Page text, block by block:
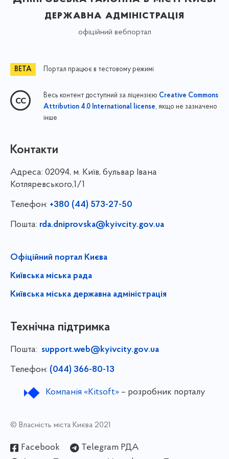
державна адміністрація
офіційний вебпортал
Портал працює в тестовому режимі
Весь контент доступний за ліцензією Creative Commons
Attribution 4.0 International license, якщо не зазначено
інше
Контакти
Адреса: 02094, м. Київ, бульвар Івана
Котляревського,1/1
Телефон: +380 (44) 573-27-50
Пошта: rda.dniprovska@kyivcity.gov.ua
Офіційний портал Києва
Київська міська рада
Київська міська державна адміністрація
Технічна підтримка
Пошта: support.web@kyivcity.gov.ua
Телефон: (044) 366-80-13
Компанія «Kitsoft»– розробник порталу
© Власність міста Києва 2021
Facebook
Telegram РДА